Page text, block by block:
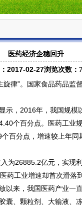
医药经济企稳回升
2017-02-27浏览次数：
”。国家食品药品监
，2016年，我国规模
个百分点。医药工业
百分点，增速较上年同
26885.2亿元，实现
工业增速却首次滑落
来，我国医药产业一
囊、颗粒剂、大输液、